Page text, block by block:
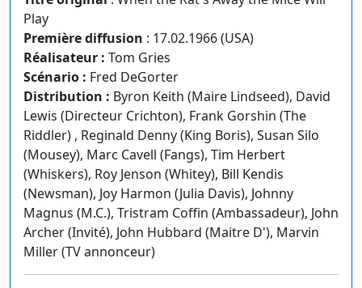
Play
Première diffusion : 17.02.1966 (USA)
Réalisateur : Tom Gries
Scénario : Fred DeGorter
Distribution : Byron Keith (Maire Lindseed), David
Lewis (Directeur Crichton), Frank Gorshin (The
Riddler) , Reginald Denny (King Boris), Susan Silo
(Mousey), Marc Cavell (Fangs), Tim Herbert
(Whiskers), Roy Jenson (Whitey), Bill Kendis
(Newsman), Joy Harmon (Julia Davis), Johnny
Magnus (M.C.), Tristram Coffin (Ambassadeur), John
Archer (Invité), John Hubbard (Maitre D'), Marvin
Miller (TV annonceur)